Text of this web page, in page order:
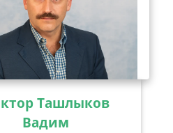
Ташлыков
Вадим